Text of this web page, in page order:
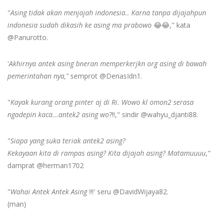
"Asing tidak akan menjajah indonesia.. Karna tanpa dijajahpun
indonesia sudah dikasih ke asing ma prabowo 😂😂," kata
@Panurotto.
'Akhirnya antek asing bneran memperkerjkn org asing di bawah
pemerintahan nya,"semprot @DenasIdn1.
"Kayak kurang orang pinter aj di Ri. Wowo kl omon2 serasa
ngadepin kaca...antek2 asing wo?!!," sindir @wahyu_djanti88.
"Siapa yang suka teriak antek2 asing?
Kekayaan kita di rampas asing? Kita dijajah asing? Matamuuuu,"
damprat @herman1702
"Wahai Antek Antek Asing!!!' seru @DavidWijaya82.
(man)